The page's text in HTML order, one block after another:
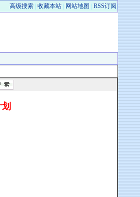
高级搜索|收藏本站|网站地图|RSS订阅|